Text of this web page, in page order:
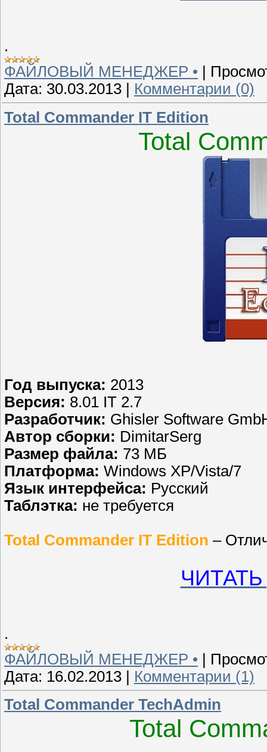
.
ФАЙЛОВЫЙ МЕНЕДЖЕР •
Дата: 30.03.2013
Комментарии (0)
Total Commander IT Edition
Total
Год выпуска: 2013
Версия: 8.01 IT 2.7
Разработчик: Ghisler Software
Автор сборки: DimitarSerg
Размер файла: 73 МБ
Платформа: Windows XP/Vista/7
Язык интерфейса: Русский
Таблэтка: не требуется
Total Commander IT Edition –
.
ФАЙЛОВЫЙ МЕНЕДЖЕР • |
Дата: 16.02.2013 | Комментарии (1)
Total Commander TechAdmin
Total